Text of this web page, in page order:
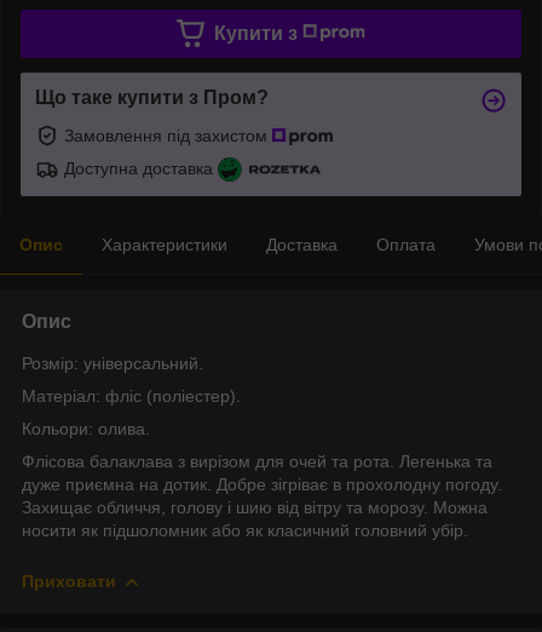
Купити з
Що таке купити з Пром?
Замовлення під захистом
Доступна доставка
Опис Характеристики Доставка Оплата Умови
Опис
Розмір: універсальний.
Матеріал: фліс (поліестер).
Кольори: олива.
Флісова балаклава з вирізом для очей та рота. Легенька та
дуже приємна на дотик. Добре зігріває в прохолодну погоду.
Захищає обличчя, голову і шию від вітру та морозу. Можна
носити як підшоломник або як класичний головний убір.
Приховати